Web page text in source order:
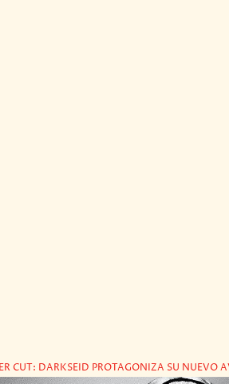
CUT: DARKSEID PROTAGONIZA SU NUEVO